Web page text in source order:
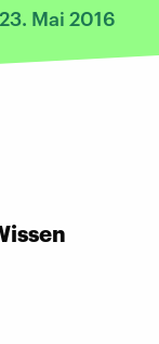
Mai 2016